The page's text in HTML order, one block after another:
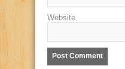
Website